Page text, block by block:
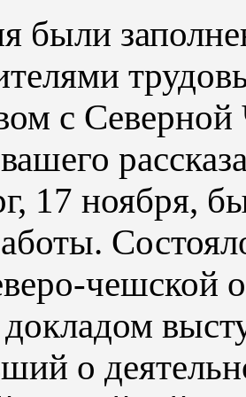
были
с
17 ноября,
чешской
о